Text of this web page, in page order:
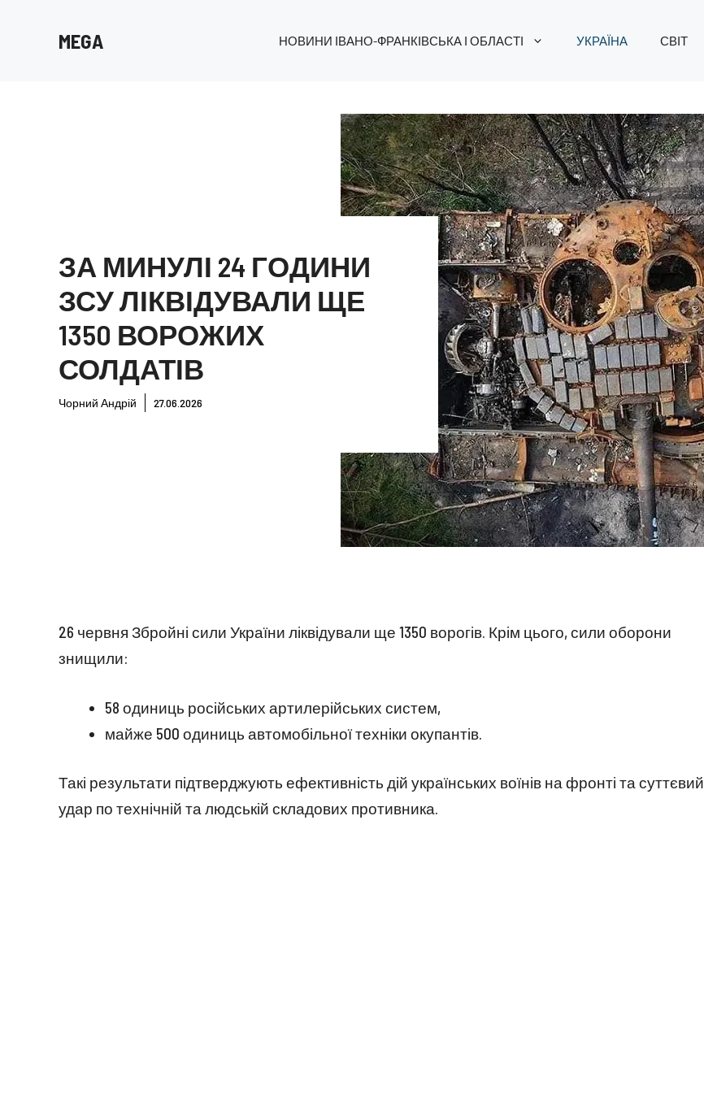
MEGA НОВИНИ ІВАНО-ФРАНКІВСЬКА І ОБЛАСТІ УКРАЇНА СВІТ
ЗА МИНУЛІ 24 ГОДИНИ
ЗСУ ЛІКВІДУВАЛИ ЩЕ
1350 ВОРОЖИХ
СОЛДАТІВ
Чорний Андрій 27.06.2026
26 червня Збройні сили України ліквідували ще 1350 ворогів. Крім цього, сили оборони
знищили:
58 одиниць російських артилерійських систем,
майже 500 одиниць автомобільної техніки окупантів.
Такі результати підтверджують ефективність дій українських воїнів на фронті та суттєвий
удар по технічній та людській складових противника.